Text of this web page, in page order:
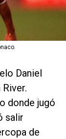
Daniel
donde jugó
salir
de